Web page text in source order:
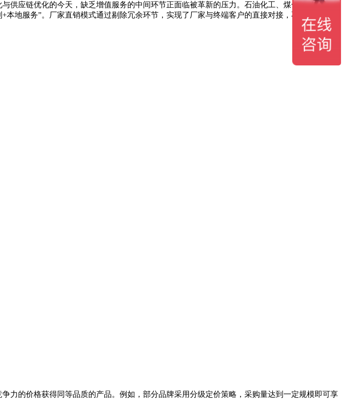
供应链优化的今天，缺乏增值服务的中间环节正面临被革新的压力。石油化工、煤化工、电力等
地服务”。厂家直销模式通过剔除冗余环节，实现了厂家与终端客户的直接对接，不仅降低了采
力的价格获得同等品质的产品。例如，部分品牌采用分级定价策略，采购量达到一定规模即可享